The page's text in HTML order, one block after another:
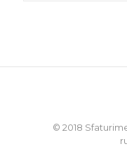
© 2018